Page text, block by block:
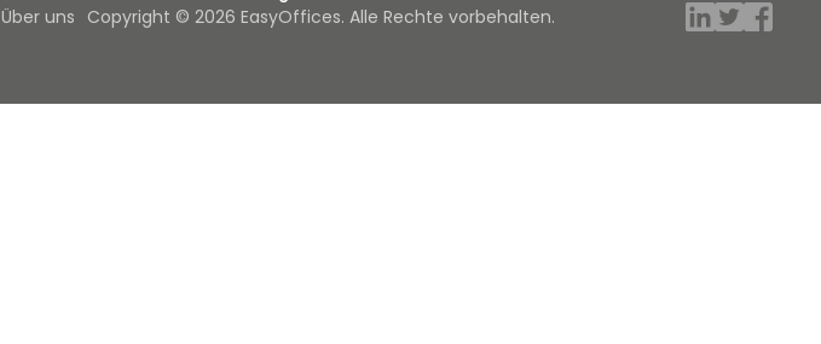
Über uns Copyright © 2026 EasyOffices. Alle Rechte vorbehalten.